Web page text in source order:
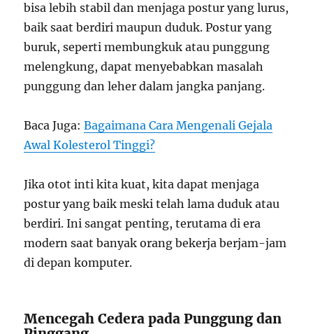
bisa lebih stabil dan menjaga postur yang lurus,
baik saat berdiri maupun duduk. Postur yang
buruk, seperti membungkuk atau punggung
melengkung, dapat menyebabkan masalah
punggung dan leher dalam jangka panjang.
Baca Juga:Bagaimana Cara Mengenali Gejala
Awal Kolesterol Tinggi?
Jika otot inti kita kuat, kita dapat menjaga
postur yang baik meski telah lama duduk atau
berdiri. Ini sangat penting, terutama di era
modern saat banyak orang bekerja berjam-jam
di depan komputer.
Mencegah Cedera pada Punggung dan